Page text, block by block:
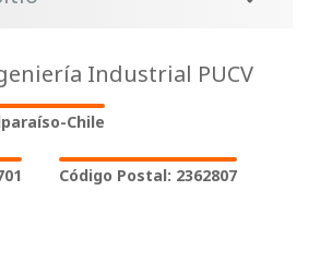
Industrial PUCV
Chile
Código Postal: 2362807